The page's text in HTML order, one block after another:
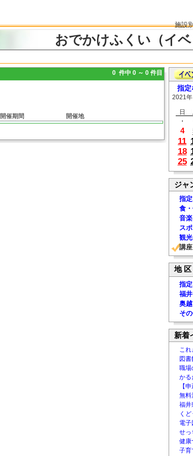
施設
おでかけふくい（イベ
0 件中 0 ～ 0 件目
開催期間 開催地
指定
2021年
日
・
4
11
18
25
ジャ
指
食
音楽
ス
観
講
地 区
指
福
奥
そ
新着
これ
図
職場
かる
【
無
福
く
電
せっ
健康
子育